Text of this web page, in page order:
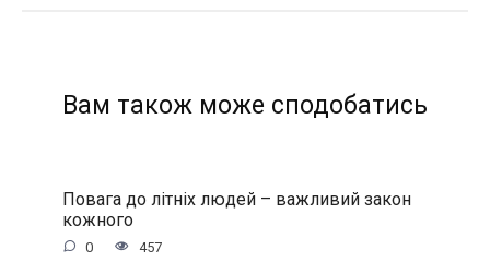
Вам також може сподобатись
Повага до літніх людей – важливий закон
кожного
0 457